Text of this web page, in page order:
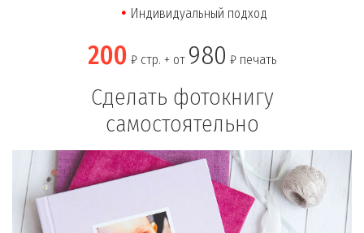
Индивидуальный подход
200 ₽ стр. + от 980 ₽ печать
Сделать фотокнигу
самостоятельно